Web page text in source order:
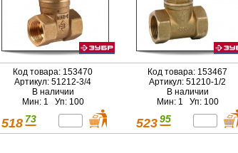
Код товара: 153470
Артикул: 51212-3/4
В наличии
Мин: 1 Уп: 100
518 73
Код товара: 153467
Артикул: 51210-1/2
В наличии
Мин: 1 Уп: 100
523 95